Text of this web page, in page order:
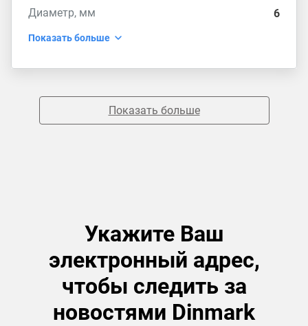
Диаметр, мм
6
Показать больше
Показать больше
Укажите Ваш
электронный адрес,
чтобы следить за
новостями Dinmark